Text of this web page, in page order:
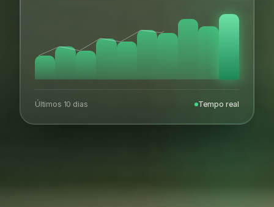
Últimos 10 dias Tempo real